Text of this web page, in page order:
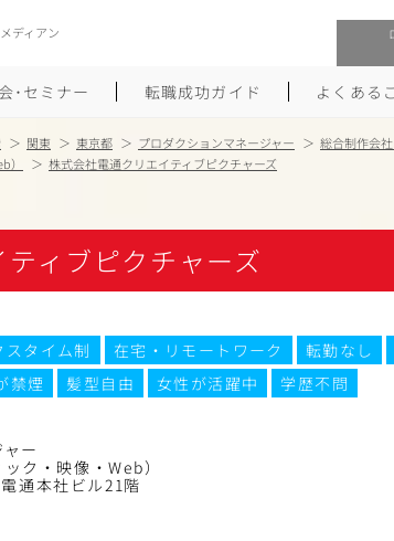
ディアン
･セミナー 転職成功ガイド
り方
つくり方
オのつくり方
大手広告会社への転職
エグゼクティブ転職
しゅふクリ･ママクリ転職
年収アップ転職
よくある
関東 東京都 プロダクションマネージャー
総合制作会
株式会社電通クリエイティブピクチャーズ
ィブピクチャーズ
スタイム制 在宅・リモートワーク
転勤なし
禁煙 髪型自由 女性が活躍中 学歴不問
ー
ク・映像・Web）
通本社ビル21階